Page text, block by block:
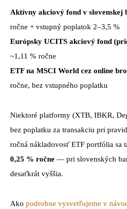
Aktívny akciový fond v slovenskej
ročne + vstupný poplatok 2–3,5 %
Európsky UCITS akciový fond
~1,11 % ročne
ETF na MSCI World cez online
ročne, bez vstupného poplatku
Niektoré platformy (XTB, IBKR,
bez poplatku za transakciu pri
ročná nákladovosť ETF portfólia sa
0,25 % ročne — pri slovenských
desaťkrát vyššia.
Ako podrobne vysvetľujeme v